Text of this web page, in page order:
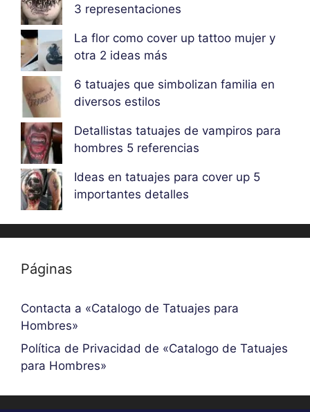
3 representaciones
La flor como cover up tattoo mujer y
otra 2 ideas más
6 tatuajes que simbolizan familia en
diversos estilos
Detallistas tatuajes de vampiros para
hombres 5 referencias
Ideas en tatuajes para cover up 5
importantes detalles
Páginas
Contacta a «Catalogo de Tatuajes para
Hombres»
Política de Privacidad de «Catalogo de Tatuajes
para Hombres»